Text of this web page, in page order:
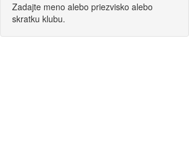
Zadajte meno alebo priezvisko alebo
skratku klubu.